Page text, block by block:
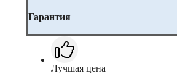
Гарантия
Лучшая цена